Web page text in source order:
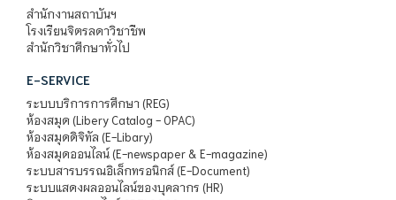
สำนักงานสถาบันฯ
โรงเรียนจิตรลดาวิชาชีพ
สำนักวิชาศึกษาทั่วไป
E-SERVICE
ระบบบริการการศึกษา (REG)
ห้องสมุด (Libery Catalog - OPAC)
ห้องสมุดดิจิทัล (E-Libary)
ห้องสมุดออนไลน์ (E-newspaper & E-magazine)
ระบบสารบรรณอิเล็กทรอนิกส์ (E-Document)
ระบบแสดงผลออนไลน์ของบุคลากร (HR)